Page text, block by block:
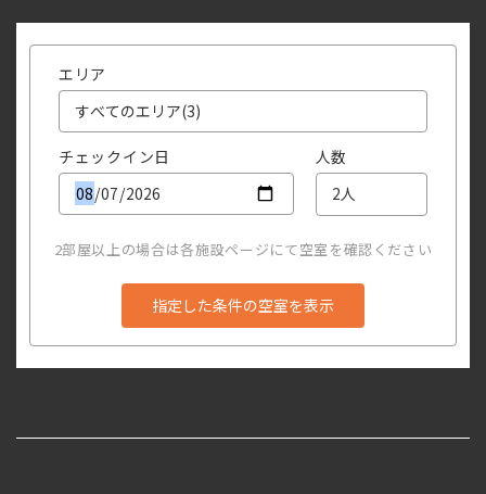
エリア
チェックイン日 人数
2部屋以上の場合は各施設ページにて空室を確認ください